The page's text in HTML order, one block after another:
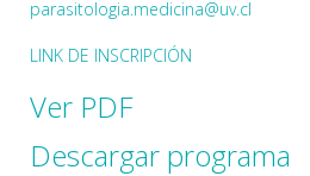
parasitologia.medicina@uv.cl
LINK DE INSCRIPCIÓN
Ver PDF
Descargar programa